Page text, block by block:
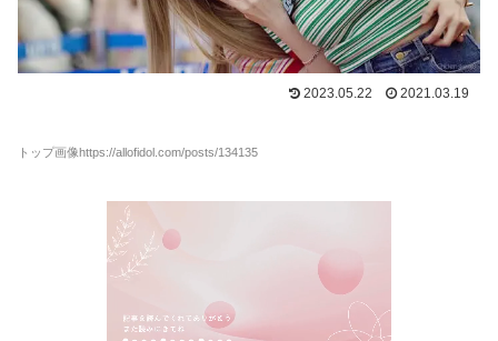
2023.05.22 2021.03.19
トップ画像https://allofidol.com/posts/134135